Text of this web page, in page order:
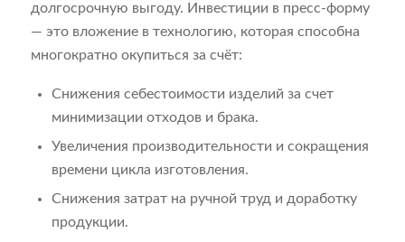
долгосрочную выгоду. Инвестиции в пресс-форму
— это вложение в технологию, которая способна
многократно окупиться за счёт:
Снижения себестоимости изделий за счет
минимизации отходов и брака.
Увеличения производительности и сокращения
времени цикла изготовления.
Снижения затрат на ручной труд и доработку
продукции.